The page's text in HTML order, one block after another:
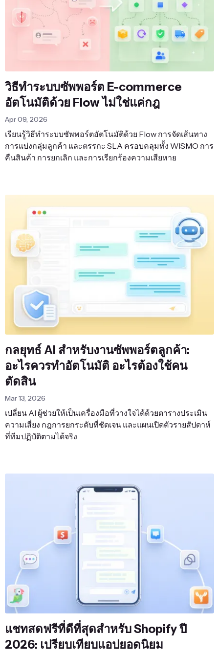
วิธีทำระบบซัพพอร์ต E-commerce
อัตโนมัติด้วย Flow ไม่ใช่แค่กฎ
Apr 09, 2026
เรียนรู้วิธีทำระบบซัพพอร์ตอัตโนมัติด้วย Flow การจัดเส้นทาง
การแบ่งกลุ่มลูกค้า และตรรกะ SLA ครอบคลุมทั้ง WISMO การ
คืนสินค้า การยกเลิก และการเรียกร้องความเสียหาย
กลยุทธ์ AI สำหรับงานซัพพอร์ตลูกค้า:
อะไรควรทำอัตโนมัติ อะไรต้องใช้คน
ตัดสิน
Mar 13, 2026
เปลี่ยน AI ผู้ช่วยให้เป็นเครื่องมือที่วางใจได้ด้วยตารางประเมิน
ความเสี่ยง กฎการยกระดับที่ชัดเจน และแผนเปิดตัวรายสัปดาห์
ที่ทีมปฏิบัติตามได้จริง
แชทสดฟรีที่ดีที่สุดสำหรับ Shopify ปี
2026: เปรียบเทียบแอปยอดนิยม